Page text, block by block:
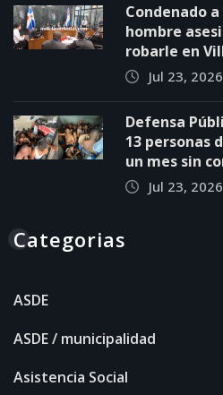
Condenado
hombre
robarle en
Jul 23, 2026
Defensa
13 personas
un mes sin
Jul 23, 2026
Categorias
ASDE
ASDE / municipalidad
Asistencia Social